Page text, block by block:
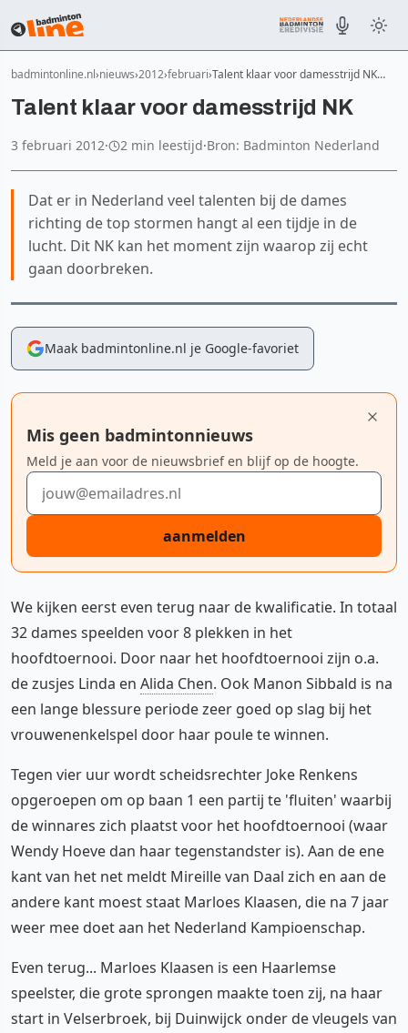
badmintonline.nl nieuws 2012 februari Talent klaar voor damesstrijd NK…
Talent klaar voor damesstrijd NK
3 februari 2012· 2 min leestijd·Bron: Badminton Nederland
Dat er in Nederland veel talenten bij de dames
richting de top stormen hangt al een tijdje in de
lucht. Dit NK kan het moment zijn waarop zij echt
gaan doorbreken.
Maak badmintonline.nl je Google-favoriet
Mis geen badmintonnieuws
Meld je aan voor de nieuwsbrief en blijf op de hoogte.
E-mailadres
aanmelden
We kijken eerst even terug naar de kwalificatie. In totaal
32 dames speelden voor 8 plekken in het
hoofdtoernooi. Door naar het hoofdtoernooi zijn o.a.
de zusjes Linda en Alida Chen. Ook Manon Sibbald is na
een lange blessure periode zeer goed op slag bij het
vrouwenenkelspel door haar poule te winnen.
Tegen vier uur wordt scheidsrechter Joke Renkens
opgeroepen om op baan 1 een partij te 'fluiten' waarbij
de winnares zich plaatst voor het hoofdtoernooi (waar
Wendy Hoeve dan haar tegenstandster is). Aan de ene
kant van het net meldt Mireille van Daal zich en aan de
andere kant moest staat Marloes Klaasen, die na 7 jaar
weer mee doet aan het Nederland Kampioenschap.
Even terug... Marloes Klaasen is een Haarlemse
speelster, die grote sprongen maakte toen zij, na haar
start in Velserbroek, bij Duinwijck onder de vleugels van